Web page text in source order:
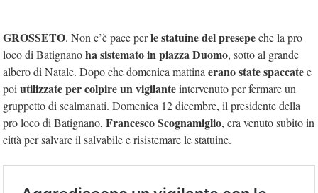
GROSSETO. Non c’è pace perle statuine del presepeche la pro
loco di Batignanoha sistemato in piazza Duomo, sotto al grande
albero di Natale. Dopo che domenica mattina erano state spaccatee
poi utilizzate per colpire un vigilanteintervenuto per fermare un
gruppetto di scalmanati. Domenica 12 dicembre, il presidente della
pro loco di Batignano, Francesco Scognamiglio, era venuto subito in
città per salvare il salvabile e risistemare le statuine.